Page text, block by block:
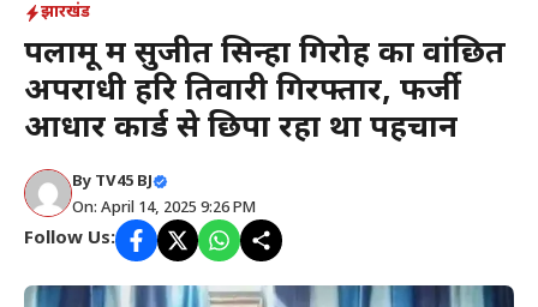
झारखंड
पलामू में सुजीत सिन्हा गिरोह का वांछित
अपराधी हरि तिवारी गिरफ्तार, फर्जी
आधार कार्ड से छिपा रहा था पहचान
By TV45 BJ
On: April 14, 2025 9:26 PM
Follow Us: